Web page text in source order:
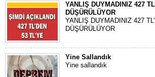
YANLIŞ DUYMADINIZ 427
DÜŞÜRÜLÜYOR
YANLIŞ DUYMADINIZ 427
DÜŞÜRÜLÜYOR
Yine Sallandık
Yine sallandık